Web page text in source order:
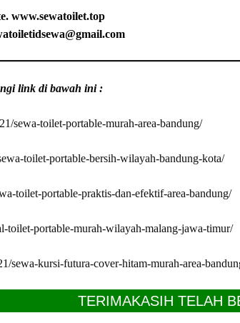
www.sewatoilet.top
link di bawah ini :
sewa-toilet-portable-murah-area-bandung/
toilet-portable-bersih-wilayah-bandung-kota/
toilet-portable-praktis-dan-efektif-area-bandung/
toilet-portable-murah-wilayah-malang-jawa-timur/
sewa-kursi-futura-cover-hitam-murah-area-
TERIMAKASIH TELAH